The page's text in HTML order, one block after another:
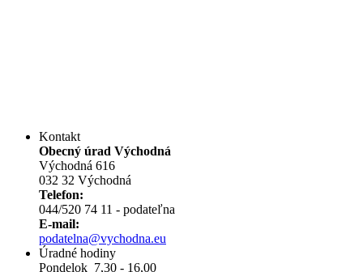
Kontakt
Obecný úrad Východná
Východná 616
032 32 Východná
Telefon:
044/520 74 11 - podateľna
E-mail:
podatelna@vychodna.eu
Úradné hodiny
Pondelok 7,30 - 16,00